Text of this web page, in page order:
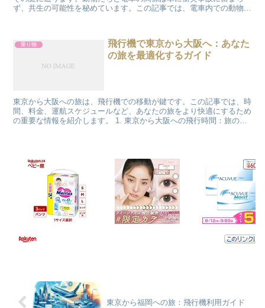
ず、共生の可能性を秘めています。この記事では、電車内での動物の
乗り物
飛行機で東京から大阪へ：あなた
の旅を最適化するガイド
東京から大阪への旅は、飛行機での移動が鍵です。この記事では、時
間、料金、運航スケジュールなど、あなたの旅をより快適にするため
の重要な情報を紹介します。 1. 東京から大阪への飛行時間：旅の計
東京から福岡への旅：飛行機利用ガイド